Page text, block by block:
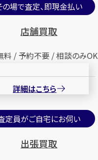
の場で査定、即現金払い
店舗買取
料 / 予約不要 / 相談のみOK
詳細はこちら
定員がご自宅にお伺い
出張買取